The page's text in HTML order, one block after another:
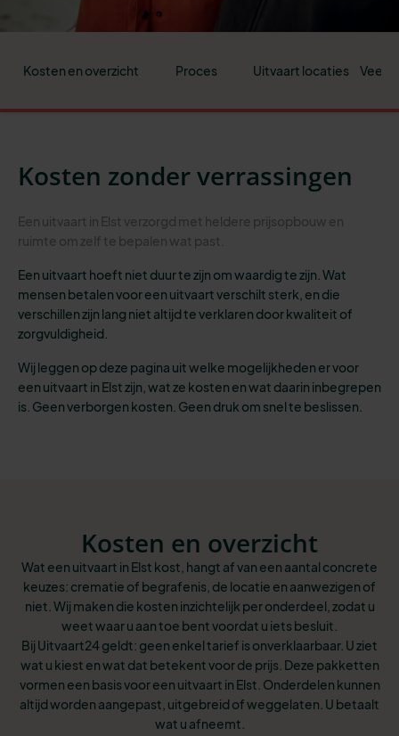
Kosten en overzicht Proces Uitvaart locaties
Kosten zonder verrassingen
Een uitvaart in Elst verzorgd met heldere prijsopbouw en
ruimte om zelf te bepalen wat past.
Een uitvaart hoeft niet duur te zijn om waardig te zijn. Wat
mensen betalen voor een uitvaart verschilt sterk, en die
verschillen zijn lang niet altijd te verklaren door kwaliteit of
zorgvuldigheid.
Wij leggen op deze pagina uit welke mogelijkheden er voor
een uitvaart in Elst zijn, wat ze kosten en wat daarin inbegrepen
is. Geen verborgen kosten. Geen druk om snel te beslissen.
Kosten en overzicht
Wat een uitvaart in Elst kost, hangt af van een aantal concrete
keuzes: crematie of begrafenis, de locatie en aanwezigen of
niet. Wij maken die kosten inzichtelijk per onderdeel, zodat u
weet waar u aan toe bent voordat u iets besluit.
Bij Uitvaart24 geldt: geen enkel tarief is onverklaarbaar. U ziet
wat u kiest en wat dat betekent voor de prijs. Deze pakketten
vormen een basis voor een uitvaart in Elst. Onderdelen kunnen
altijd worden aangepast, uitgebreid of weggelaten. U betaalt
wat u afneemt.